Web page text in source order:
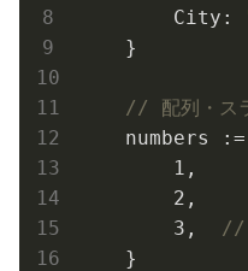
        City:
    }
// 配列・ス
numbers :=
1 ,
2 ,
3 ,
//
    }